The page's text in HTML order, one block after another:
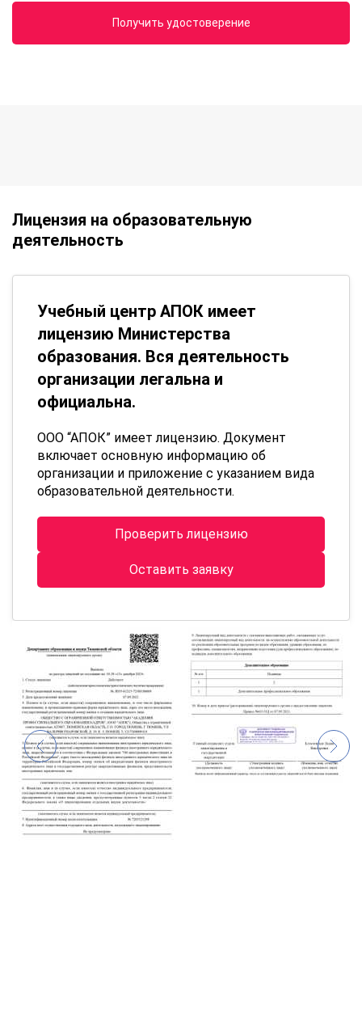
Получить удостоверение
Лицензия на образовательную
деятельность
Учебный центр АПОК имеет
лицензию Министерства
образования. Вся деятельность
организации легальна и
официальна.
ООО “АПОК” имеет лицензию. Документ
включает основную информацию об
организации и приложение с указанием вида
образовательной деятельности.
Проверить лицензию
Оставить заявку